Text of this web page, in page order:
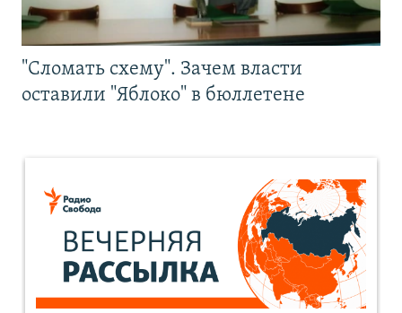
"Сломать схему". Зачем власти
оставили "Яблоко" в бюллетене